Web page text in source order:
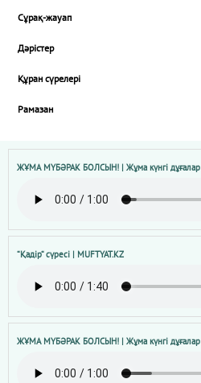
Сұрақ-жауап
Дәрістер
Құран сүрелері
Рамазан
ЖҰМА МҮБӘРАК БОЛСЫН! | Жұма күнгі дұғалар
“Қадір“ сүресі | MUFTYAT.KZ
ЖҰМА МҮБӘРАК БОЛСЫН! | Жұма күнгі дұғалар